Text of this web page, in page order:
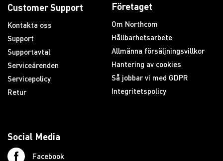
Customer Support
Kontakta oss
Support
Supportavtal
Serviceärenden
Servicepolicy
Retur
Företaget
Om Northcom
Hållbarhetsarbete
Allmänna försäljningsvillkor
Hantering av cookies
Så jobbar vi med GDPR
Integritetspolicy
Social Media
Facebook